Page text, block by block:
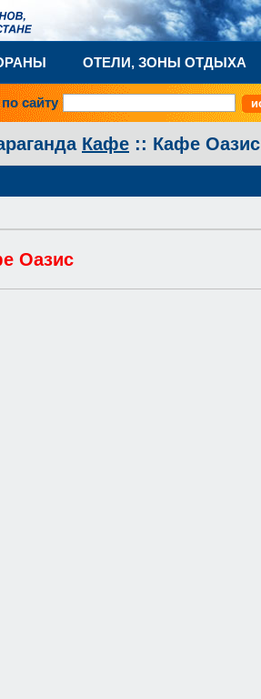
ОТЕЛИ, ЗОНЫ ОТДЫХА
сайту
Кафе :: Кафе Оазис
Оазис